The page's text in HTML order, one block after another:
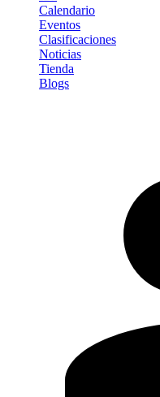
Calendario
Eventos
Clasificaciones
Noticias
Tienda
Blogs